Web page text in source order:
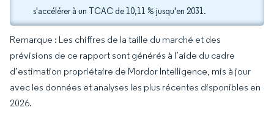
s'accélérer à un TCAC de 10,11 % jusqu'en 2031.
Remarque : Les chiffres de la taille du marché et des
prévisions de ce rapport sont générés à l’aide du cadre
d’estimation propriétaire de Mordor Intelligence, mis à jour
avec les données et analyses les plus récentes disponibles en
2026.